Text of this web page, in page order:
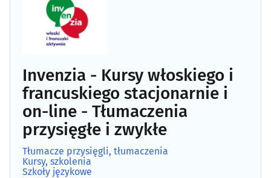
Invenzia - Kursy włoskiego i
francuskiego stacjonarnie i
on-line - Tłumaczenia
przysięgłe i zwykłe
Tłumacze przysięgli, tłumaczenia
Kursy, szkolenia
Szkoły językowe